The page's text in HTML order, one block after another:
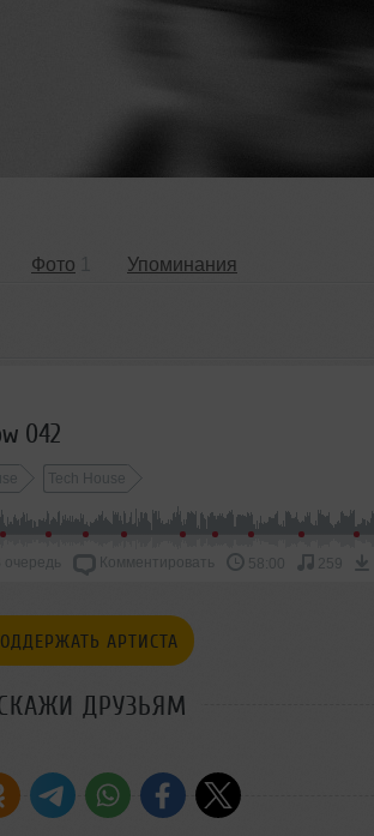
Фото Упоминания
042
Tech House
В очередь Комментировать 58:00 259
АРТИСТА
ДРУЗЬЯМ